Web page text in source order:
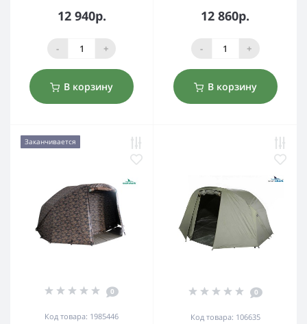
12 940р.
- +
В корзину
12 860р.
- +
В корзину
Заканчивается
0
Код товара: 1985446
0
Код товара: 106635